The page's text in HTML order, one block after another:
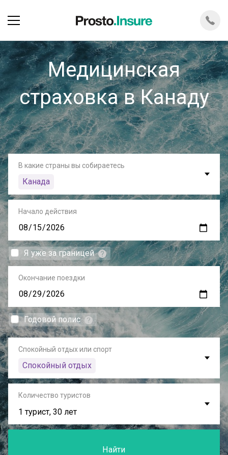
Медицинская
страховка в Канаду
В какие страны вы собираетесь
Канада
Начало действия
Я уже за границей
Окончание поездки
Годовой полис
Спокойный отдых или спорт
Спокойный отдых
Количество туристов
1 турист, 30 лет
Найти